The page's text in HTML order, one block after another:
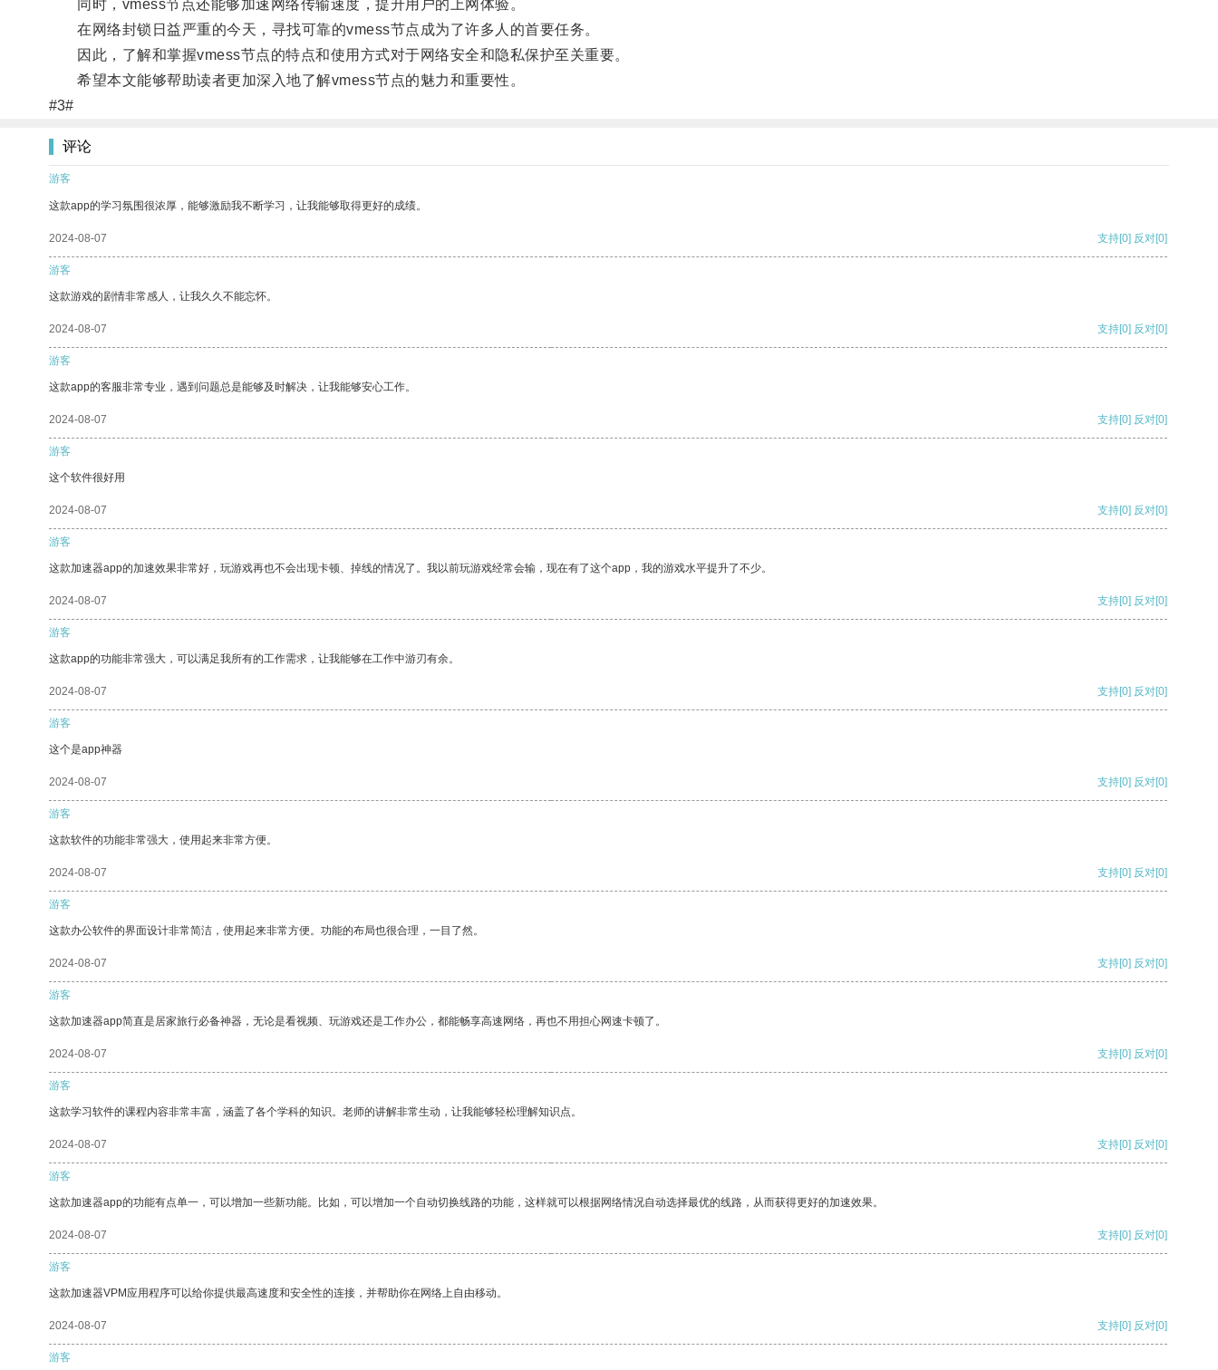
同时，vmess节点还能够加速网络传输速度，提升用户的上网体验。
在网络封锁日益严重的今天，寻找可靠的vmess节点成为了许多人的首要任务。
因此，了解和掌握vmess节点的特点和使用方式对于网络安全和隐私保护至关重要。
希望本文能够帮助读者更加深入地了解vmess节点的魅力和重要性。
#3#
评论
游客
这款app的学习氛围很浓厚，能够激励我不断学习，让我能够取得更好的成绩。
2024-08-07 支持[0] 反对[0]
游客
这款游戏的剧情非常感人，让我久久不能忘怀。
2024-08-07 支持[0] 反对[0]
游客
这款app的客服非常专业，遇到问题总是能够及时解决，让我能够安心工作。
2024-08-07 支持[0] 反对[0]
游客
这个软件很好用
2024-08-07 支持[0] 反对[0]
游客
这款加速器app的加速效果非常好，玩游戏再也不会出现卡顿、掉线的情况了。我以前玩游戏经常会输，现在有了这个app，我的游戏水平提升了不少。
2024-08-07 支持[0] 反对[0]
游客
这款app的功能非常强大，可以满足我所有的工作需求，让我能够在工作中游刃有余。
2024-08-07 支持[0] 反对[0]
游客
这个是app神器
2024-08-07 支持[0] 反对[0]
游客
这款软件的功能非常强大，使用起来非常方便。
2024-08-07 支持[0] 反对[0]
游客
这款办公软件的界面设计非常简洁，使用起来非常方便。功能的布局也很合理，一目了然。
2024-08-07 支持[0] 反对[0]
游客
这款加速器app简直是居家旅行必备神器，无论是看视频、玩游戏还是工作办公，都能畅享高速网络，再也不用担心网速卡顿了。
2024-08-07 支持[0] 反对[0]
游客
这款学习软件的课程内容非常丰富，涵盖了各个学科的知识。老师的讲解非常生动，让我能够轻松理解知识点。
2024-08-07 支持[0] 反对[0]
游客
这款加速器app的功能有点单一，可以增加一些新功能。比如，可以增加一个自动切换线路的功能，这样就可以根据网络情况自动选择最优的线路，从而获得更好的加速效果。
2024-08-07 支持[0] 反对[0]
游客
这款加速器VPM应用程序可以给你提供最高速度和安全性的连接，并帮助你在网络上自由移动。
2024-08-07 支持[0] 反对[0]
游客